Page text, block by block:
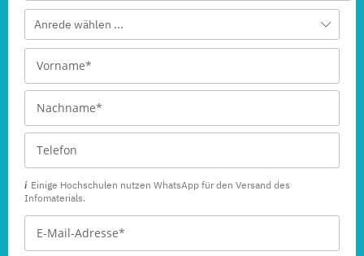
Anrede wählen ...
Einige Hochschulen nutzen WhatsApp für den Versand des
Infomaterials.